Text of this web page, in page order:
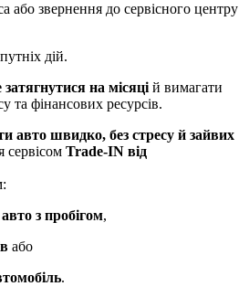
або звернення до сервісного центру
дій.
на місяці й вимагати
та фінансових ресурсів.
авто швидко, без стресу й зайвих
сервісом Trade-IN від
з пробігом,
або
.